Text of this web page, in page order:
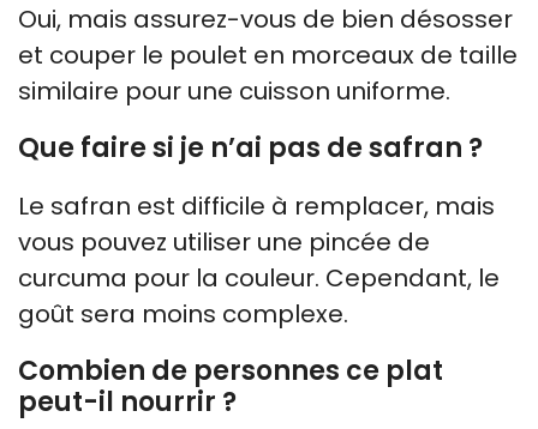
Oui, mais assurez-vous de bien désosser
et couper le poulet en morceaux de taille
similaire pour une cuisson uniforme.
Que faire si je n’ai pas de safran ?
Le safran est difficile à remplacer, mais
vous pouvez utiliser une pincée de
curcuma pour la couleur. Cependant, le
goût sera moins complexe.
Combien de personnes ce plat
peut-il nourrir ?